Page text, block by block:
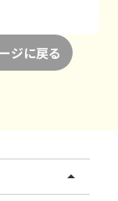
ジに戻る
arrow_drop_up